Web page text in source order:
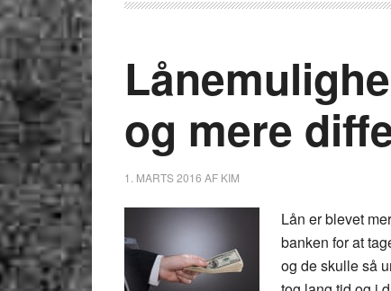
og mere
1. MARTS 2016 AF KIM
Lån er blevet
banken for at
og de skulle så